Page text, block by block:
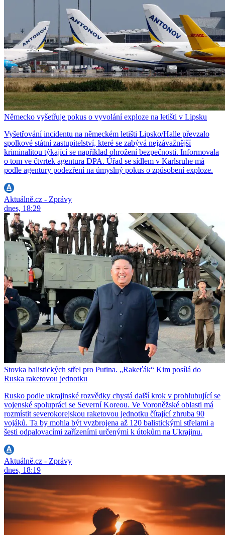
Německo vyšetřuje pokus o vyvolání exploze na letišti v Lipsku
Vyšetřování incidentu na německém letišti Lipsko/Halle převzalo
spolkové státní zastupitelství, které se zabývá nejzávažnější
kriminalitou týkající se například ohrožení bezpečnosti. Informovala
o tom ve čtvrtek agentura DPA. Úřad se sídlem v Karlsruhe má
podle agentury podezření na úmyslný pokus o způsobení exploze.
Aktuálně.cz - Zprávy
dnes, 18:29
Stovka balistických střel pro Putina. „Rakeťák“ Kim posílá do
Ruska raketovou jednotku
Rusko podle ukrajinské rozvědky chystá další krok v prohlubující se
vojenské spolupráci se Severní Koreou. Ve Voroněžské oblasti má
rozmístit severokorejskou raketovou jednotku čítající zhruba 90
vojáků. Ta by mohla být vyzbrojena až 120 balistickými střelami a
šesti odpalovacími zařízeními určenými k útokům na Ukrajinu.
Aktuálně.cz - Zprávy
dnes, 18:19